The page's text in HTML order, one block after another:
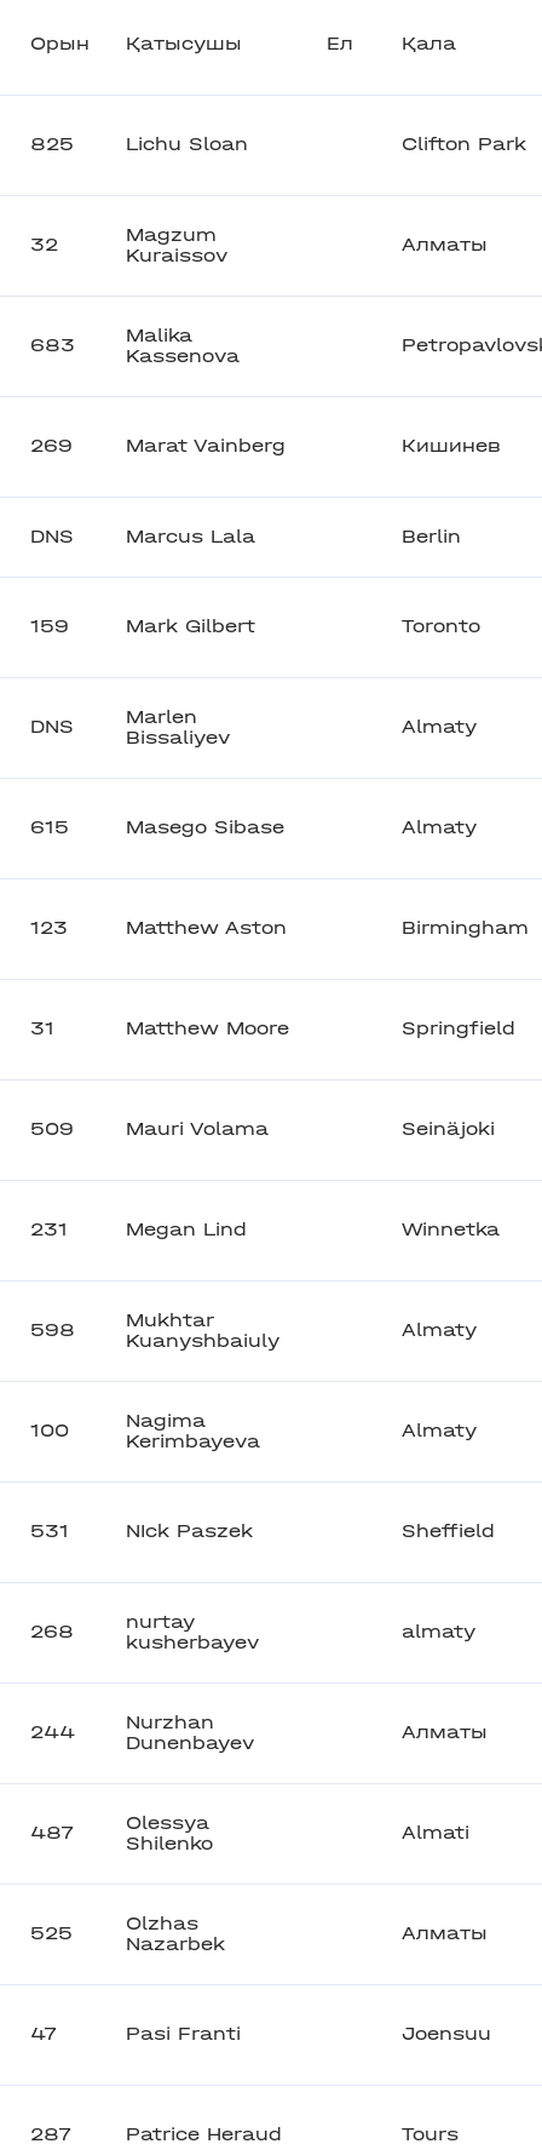
Орын Қатысушы Ел Қала
825 Lichu Sloan Clifton Park
32
Magzum
Kuraissov
Алматы
683
Malika
Kassenova
269 Marat Vainberg Кишинев
DNS Marcus Lala Berlin
159 Mark Gilbert Toronto
DNS
Marlen
Bissaliyev
Almaty
615 Masego Sibase Almaty
123 Matthew Aston Birmingham
31 Matthew Moore Springfield
509 Mauri Volama Seinäjoki
231 Megan Lind Winnetka
598
Mukhtar
Kuanyshbaiuly
Almaty
100
Nagima
Kerimbayeva
Almaty
531 NIck Paszek Sheffield
268
nurtay
kusherbayev
almaty
244
Nurzhan
Dunenbayev
Алматы
487
Olessya
Shilenko
Almati
525
Olzhas
Nazarbek
Алматы
47 Pasi Franti Joensuu
287 Patrice Heraud Tours